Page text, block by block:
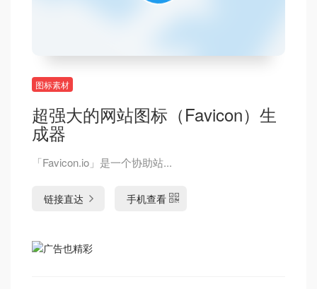
图标素材
超强大的网站图标（Favicon）生
成器
「Favicon.io」是一个协助站...
链接直达 手机查看